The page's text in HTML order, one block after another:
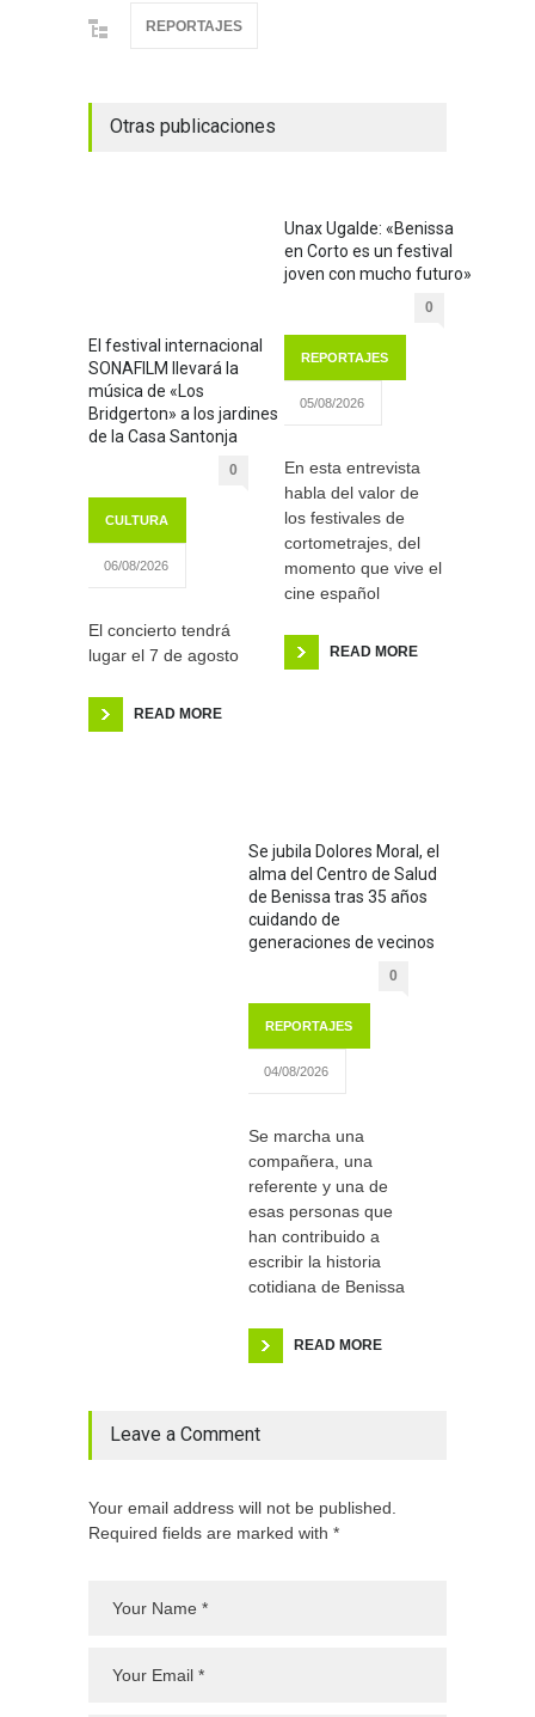
REPORTAJES
Otras publicaciones
El festival internacional
SONAFILM llevará la
música de «Los
Bridgerton» a los jardines
de la Casa Santonja
0
CULTURA
06/08/2026
El concierto tendrá
lugar el 7 de agosto
READ MORE
Unax Ugalde: «Benissa
en Corto es un festival
joven con mucho futuro»
0
REPORTAJES
05/08/2026
En esta entrevista
habla del valor de
los festivales de
cortometrajes, del
momento que vive el
cine español
READ MORE
Se jubila Dolores Moral, el
alma del Centro de Salud
de Benissa tras 35 años
cuidando de
generaciones de vecinos
0
REPORTAJES
04/08/2026
Se marcha una
compañera, una
referente y una de
esas personas que
han contribuido a
escribir la historia
cotidiana de Benissa
READ MORE
Leave a Comment
Your email address will not be published.
Required fields are marked with *